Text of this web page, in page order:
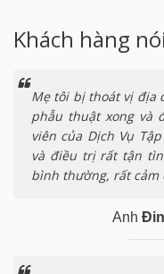
Khách hàng
Mẹ tôi bị thoát vị địa
phẫu thuật xong và
viên của Dịch Vụ
và điều trị rất tận
bình thường, rất cảm
Anh